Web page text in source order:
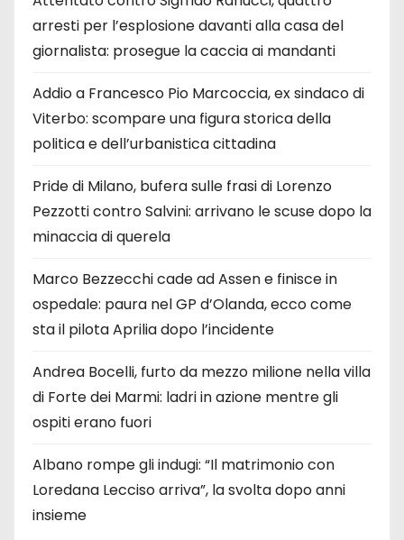
arresti per l’esplosione davanti alla casa del
giornalista: prosegue la caccia ai mandanti
Addio a Francesco Pio Marcoccia, ex sindaco di
Viterbo: scompare una figura storica della
politica e dell’urbanistica cittadina
Pride di Milano, bufera sulle frasi di Lorenzo
Pezzotti contro Salvini: arrivano le scuse dopo la
minaccia di querela
Marco Bezzecchi cade ad Assen e finisce in
ospedale: paura nel GP d’Olanda, ecco come
sta il pilota Aprilia dopo l’incidente
Andrea Bocelli, furto da mezzo milione nella villa
di Forte dei Marmi: ladri in azione mentre gli
ospiti erano fuori
Albano rompe gli indugi: “Il matrimonio con
Loredana Lecciso arriva”, la svolta dopo anni
insieme